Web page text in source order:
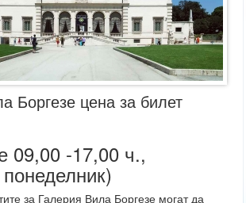
Боргезе цена за билет
09,00 -17,00 ч.,
за Галерия Вила Боргезе могат да